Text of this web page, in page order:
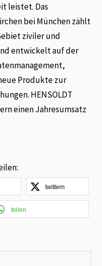
leistet. Das
bei München zählt
ziviler und
entwickelt auf der
Produkte zur
HENSOLDT
einen Jahresumsatz
twittern
teilen